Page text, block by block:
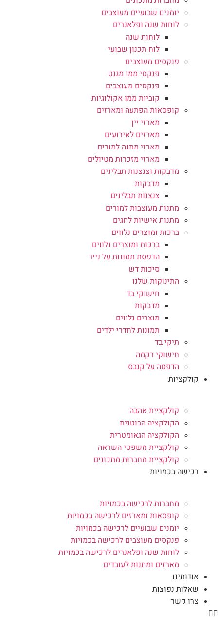
יומנים שבועיים מעוצבים
לוחות שנה ופלאנרים
לוחות שנה
לוח תכנון שבועי
פנקסים מעוצבים
פנקסי ממו מגנט
פנקסים מעוצבים
קוביות ממו אקולוגיות
קופסאות הפתעה ומארזים
מארזי יין
מארזים לאירועים
מארזי מתנה למורים
מארזי מזכרות מטיולים
מדבקות וצנצנות תבלינים
מדבקות
צנצנות תבלינים
מתנות מעוצבות למורים
מתנות אישיות לחגים
ברכות ומוצרים נלווים
ברכות ומוצרים נלווים
הדפסת תמונות על נייר
סיכות דש
התינוקות שלנו
חישוקי בד
מדבקות
מוצרים נלווים
תמונות לחדרי ילדים
תיקי בד
חישוקי רקמה
הדפסה על קנבס
קולקציות
קולקציית אהבה
הקולקציה הבוטנית
הקולקציה הגאומטרית
קולקציית משפטי השראה
קולקציית מחברות מתכונים
רכישה בכמויות
מחברות לרכישה בכמויות
קופסאות ומארזים לרכישה בכמויות
יומנים שבועיים לרכישה בכמויות
פנקסים מעוצבים לרכישה בכמויות
לוחות שנה ופלאנרים לרכישה בכמויות
מארזים ומתנות לעובדים
אודותינו
שאלות נפוצות
צרו קשר